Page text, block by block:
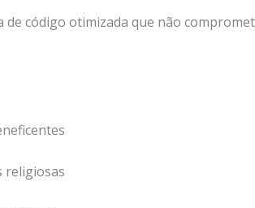
de código otimizada que não
religiosas